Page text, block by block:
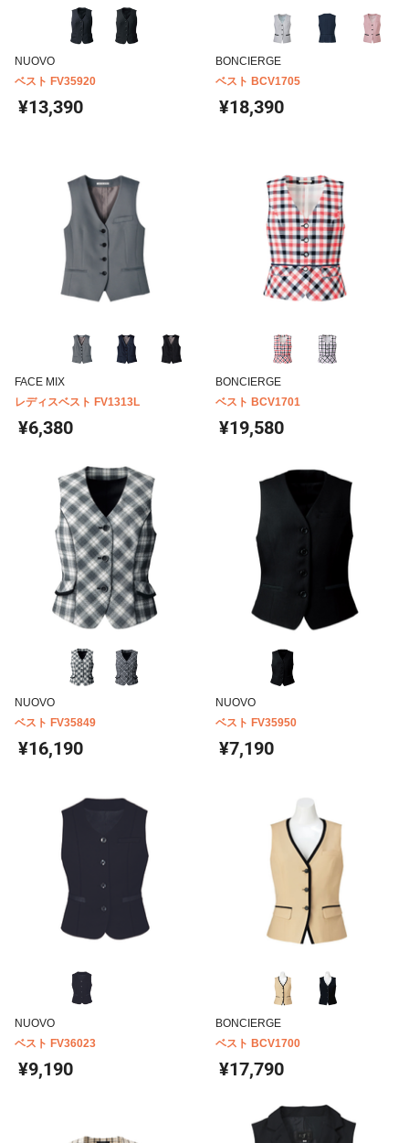
NUOVO
ベスト FV35920
¥13,390
BONCIERGE
ベスト BCV1705
¥18,390
FACE MIX
レディスベスト FV1313L
¥6,380
BONCIERGE
ベスト BCV1701
¥19,580
NUOVO
ベスト FV35849
¥16,190
NUOVO
ベスト FV35950
¥7,190
NUOVO
ベスト FV36023
¥9,190
BONCIERGE
ベスト BCV1700
¥17,790